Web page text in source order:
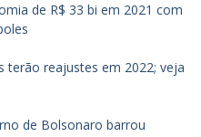
de R$ 33 bi em 2021 com
terão reajustes em 2022; veja
de Bolsonaro barrou